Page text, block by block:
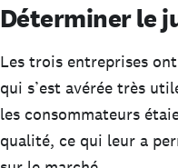
Déterminer le
Les trois entreprises
qui s’est avérée très
les consommateurs
qualité, ce qui leur a